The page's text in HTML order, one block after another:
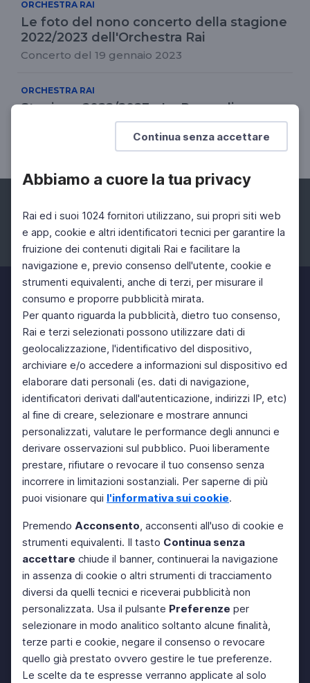
Continua senza accettare
Abbiamo a cuore la tua privacy
Rai ed i suoi 1024 fornitori utilizzano, sui propri siti web
e app, cookie e altri identificatori tecnici per garantire la
fruizione dei contenuti digitali Rai e facilitare la
navigazione e, previo consenso dell'utente, cookie e
strumenti equivalenti, anche di terzi, per misurare il
consumo e proporre pubblicità mirata.
Per quanto riguarda la pubblicità, dietro tuo consenso,
Rai e terzi selezionati possono utilizzare dati di
geolocalizzazione, l'identificativo del dispositivo,
archiviare e/o accedere a informazioni sul dispositivo ed
elaborare dati personali (es. dati di navigazione,
identificatori derivati dall'autenticazione, indirizzi IP, etc)
al fine di creare, selezionare e mostrare annunci
personalizzati, valutare le performance degli annunci e
derivare osservazioni sul pubblico. Puoi liberamente
prestare, rifiutare o revocare il tuo consenso senza
incorrere in limitazioni sostanziali. Per saperne di più
puoi visionare qui l'informativa sui cookie.
Premendo Acconsento, acconsenti all'uso di cookie e
strumenti equivalenti. Il tasto Continua senza
accettare chiude il banner, continuerai la navigazione
in assenza di cookie o altri strumenti di tracciamento
diversi da quelli tecnici e riceverai pubblicità non
personalizzata. Usa il pulsante Preferenze per
selezionare in modo analitico soltanto alcune finalità,
terze parti e cookie, negare il consenso o revocare
quello già prestato ovvero gestire le tue preferenze.
Le scelte da te espresse verranno applicate al solo
ORCHESTRA RAI
Le foto del nono concerto della stagione
2022/2023 dell'Orchestra Rai
Concerto del 19 gennaio 2023
ORCHESTRA RAI
Stagione 2022/2023 - La Roma di
Respighi - concerto fuori abbonamento
23 Nov 2022 > 23 Nov 2022
Facebook Instagram Twitter